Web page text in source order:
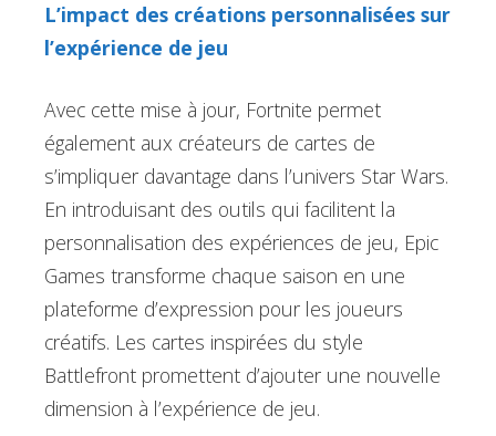
L’impact des créations personnalisées sur
l’expérience de jeu
Avec cette mise à jour, Fortnite permet
également aux créateurs de cartes de
s’impliquer davantage dans l’univers Star Wars.
En introduisant des outils qui facilitent la
personnalisation des expériences de jeu, Epic
Games transforme chaque saison en une
plateforme d’expression pour les joueurs
créatifs. Les cartes inspirées du style
Battlefront promettent d’ajouter une nouvelle
dimension à l’expérience de jeu.